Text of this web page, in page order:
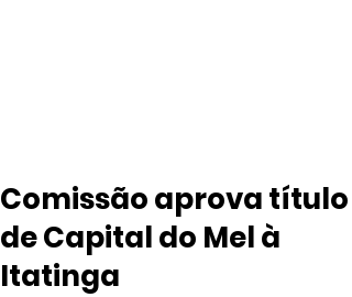
Comissão aprova título
de Capital do Mel à
Itatinga